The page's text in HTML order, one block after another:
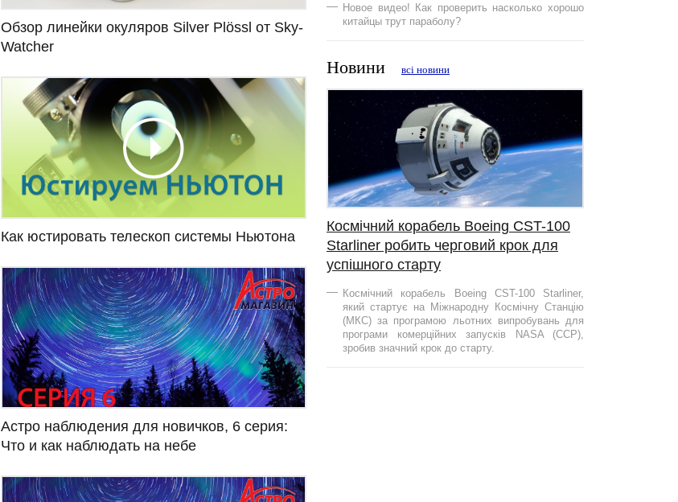
Обзор линейки окуляров Silver Plössl от Sky-
Watcher
Как юстировать телескоп системы Ньютона
Астро наблюдения для новичков, 6 серия:
Что и как наблюдать на небе
Новое видео! Как проверить насколько хорошо
китайцы трут параболу?
Новини всі новини
Космічний корабель Boeing CST-100
Starliner робить черговий крок для
успішного старту
Космічний корабель Boeing CST-100 Starliner,
який стартує на Міжнародну Космічну Станцію
(МКС) за програмою льотних випробувань для
програми комерційних запусків NASA (CCP),
зробив значний крок до старту.